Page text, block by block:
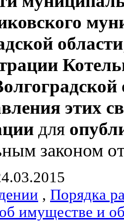
области
этих
для
законом
, Порядка
об имуществе и